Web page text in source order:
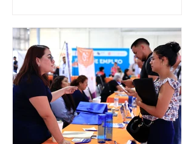
estándares internacionales,
capacitación en temas de protección
infantil, seguimiento de situaciones
que vulneran a la niñez y adolescencia,
además habilitar espacios seguros en
eventos de